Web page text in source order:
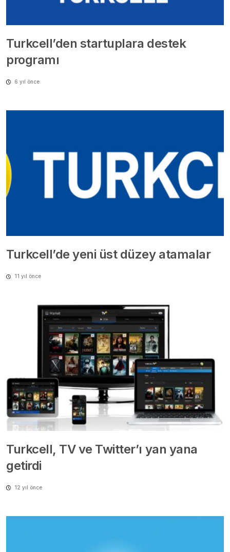
Turkcell’den startuplara destek
programı
6 yıl önce
Turkcell’de yeni üst düzey atamalar
11 yıl önce
Turkcell, TV ve Twitter’ı yan yana
getirdi
12 yıl önce